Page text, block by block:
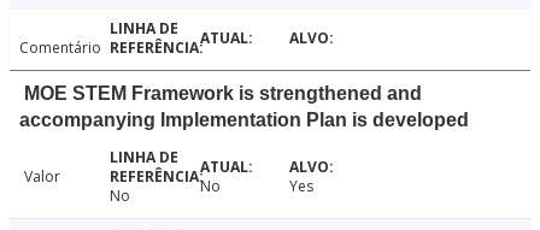
Comentário
MOE STEM Framework is strengthened and
accompanying Implementation Plan is developed
Valor
No
No Yes